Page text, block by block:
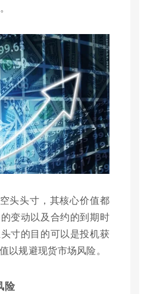
头头寸，其核心价值都
变动以及合约的到期时
寸的目的可以是投机获
以规避现货市场风险。
险